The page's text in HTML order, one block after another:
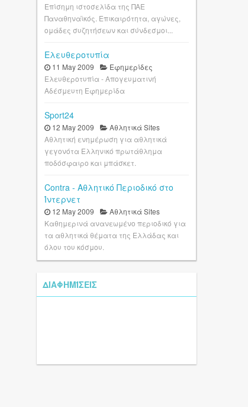
Επίσημη ιστοσελίδα της ΠΑΕ
Παναθηναϊκός. Επικαιρότητα, αγώνες,
ομάδες συζητήσεων και σύνδεσμοι...
Ελευθεροτυπία
11 May 2009
Εφημερίδες
Ελευθεροτυπία - Απογευματινή
Αδέσμευτη Εφημερίδα
Sport24
12 May 2009
Αθλητικά Sites
Αθλητική ενημέρωση για αθλητικά
γεγονότα Ελληνικό πρωτάθλημα
ποδόσφαιρο και μπάσκετ.
Contra - Αθλητικό Περιοδικό στο
Ίντερνετ
12 May 2009
Αθλητικά Sites
Καθημερινά ανανεωμένο περιοδικό για
τα αθλητικά θέματα της Ελλάδας και
όλου του κόσμου.
ΔΙΑΦΗΜΊΣΕΙΣ